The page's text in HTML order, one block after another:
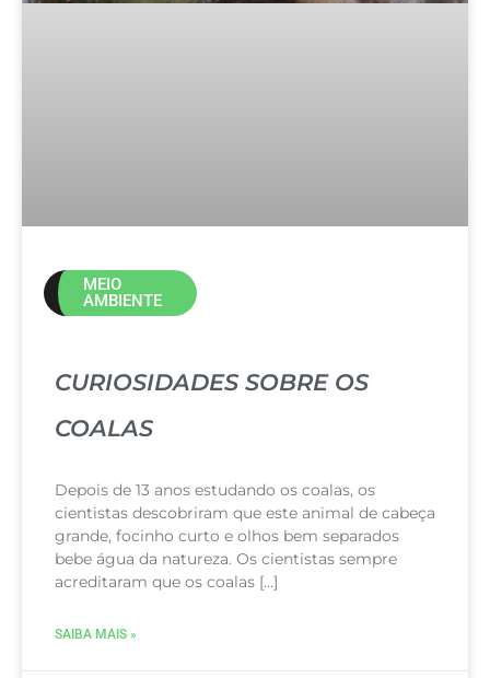
MEIO
AMBIENTE
CURIOSIDADES SOBRE OS
COALAS
Depois de 13 anos estudando os coalas, os
cientistas descobriram que este animal de cabeça
grande, focinho curto e olhos bem separados
bebe água da natureza. Os cientistas sempre
acreditaram que os coalas […]
SAIBA MAIS »